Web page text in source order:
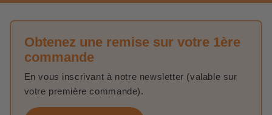
Obtenez une remise sur votre 1ère
commande
En vous inscrivant à notre newsletter (valable sur
votre première commande).